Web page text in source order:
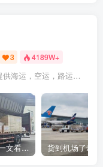
3 4189W+
微信1139976508，可为您提供海运，空运，路运，铁路运输
拒绝乱收费！一文看懂中国货代计费套路，教你避开所有隐形坑